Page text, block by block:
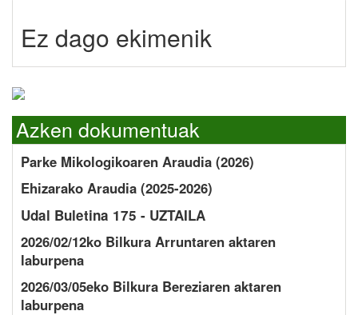
Ez dago ekimenik
Azken dokumentuak
Parke Mikologikoaren Araudia (2026)
Ehizarako Araudia (2025-2026)
Udal Buletina 175 - UZTAILA
2026/02/12ko Bilkura Arruntaren aktaren
laburpena
2026/03/05eko Bilkura Bereziaren aktaren
laburpena